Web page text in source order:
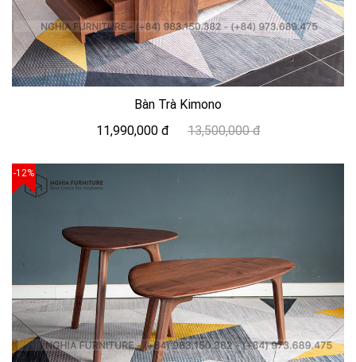
Bàn Trà Kimono
11,990,000 đ
13,500,000 đ
-12%